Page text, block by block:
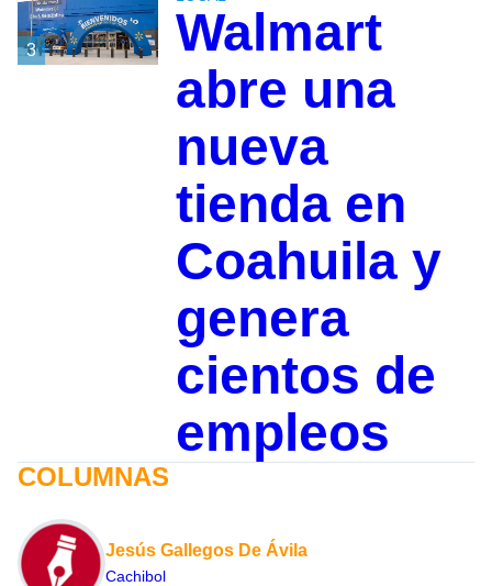
3
Walmart
abre una
nueva
tienda en
Coahuila y
genera
cientos de
empleos
COLUMNAS
Jesús Gallegos De Ávila
Cachibol